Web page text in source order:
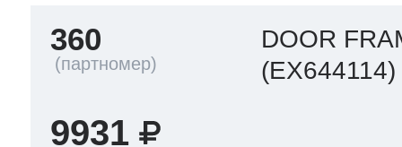
360
DOOR
(EX644114)
9931